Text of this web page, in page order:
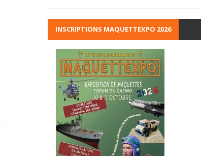
INSCRIPTIONS MAQUETTEXPO 2026